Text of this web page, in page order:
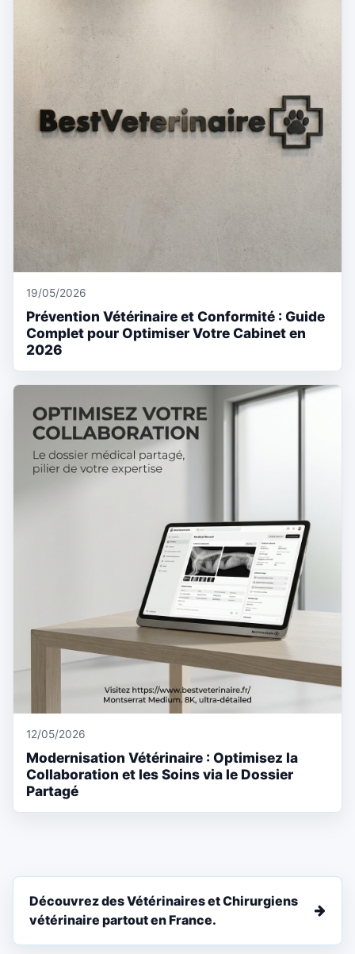
19/05/2026
Prévention Vétérinaire et Conformité : Guide
Complet pour Optimiser Votre Cabinet en
2026
12/05/2026
Modernisation Vétérinaire : Optimisez la
Collaboration et les Soins via le Dossier
Partagé
Découvrez des Vétérinaires et Chirurgiens
vétérinaire partout en France.